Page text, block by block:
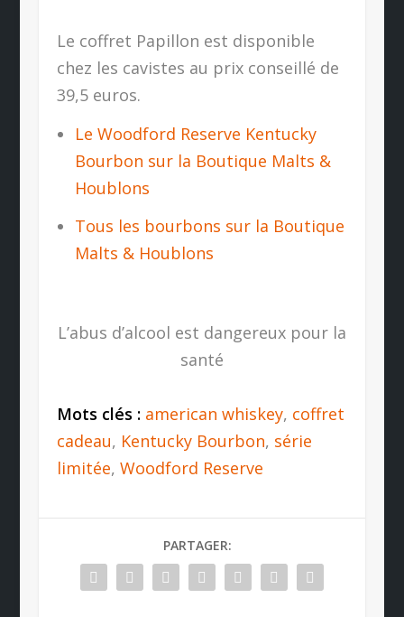
Le coffret Papillon est disponible
chez les cavistes au prix conseillé de
39,5 euros.
Le Woodford Reserve Kentucky
Bourbon sur la Boutique Malts &
Houblons
Tous les bourbons sur la Boutique
Malts & Houblons
L’abus d’alcool est dangereux pour la
santé
Mots clés : american whiskey, coffret
cadeau, Kentucky Bourbon, série
limitée, Woodford Reserve
PARTAGER: